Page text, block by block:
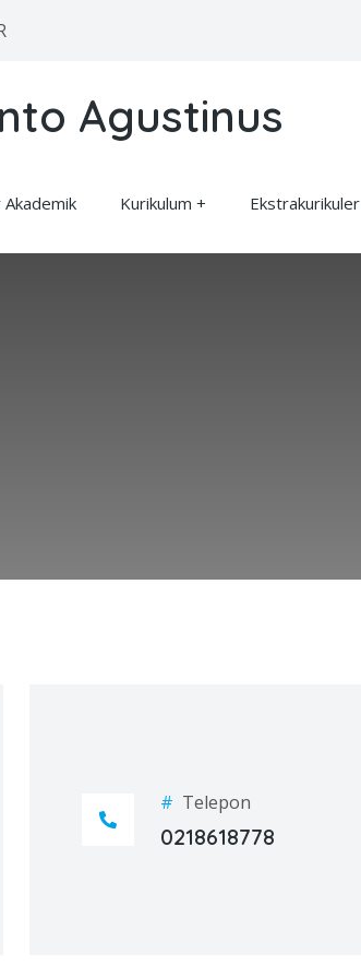
Agustinus
Kurikulum Ekstrakurikuler
# Telepon
0218618778